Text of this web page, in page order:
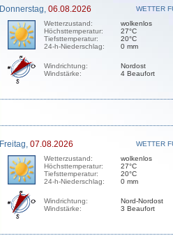
Donnerstag, 06.08.2026
WETTER
Wetterzustand:
Höchsttemperatur:
Tiefsttemperatur:
24-h-Niederschlag:
wolkenlos
27°C
20°C
0 mm
Windrichtung:
Windstärke:
Nordost
4 Beaufort
Freitag, 07.08.2026
WETTER
Wetterzustand:
Höchsttemperatur:
Tiefsttemperatur:
24-h-Niederschlag:
wolkenlos
27°C
20°C
0 mm
Windrichtung:
Windstärke:
Nord-Nordost
3 Beaufort